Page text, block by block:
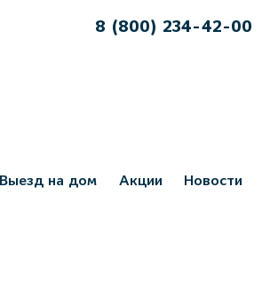
8 (800) 234-42-00
Выезд на дом Акции Новости